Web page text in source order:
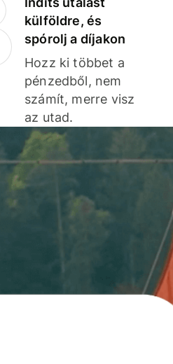
külföldre, és
spórolj a díjakon
Hozz ki többet a
pénzedből, nem
számít, merre visz
az utad.